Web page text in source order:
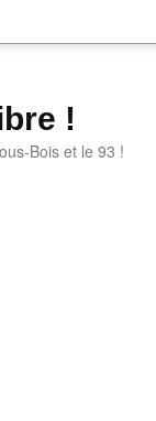
!
Bois et le 93 !